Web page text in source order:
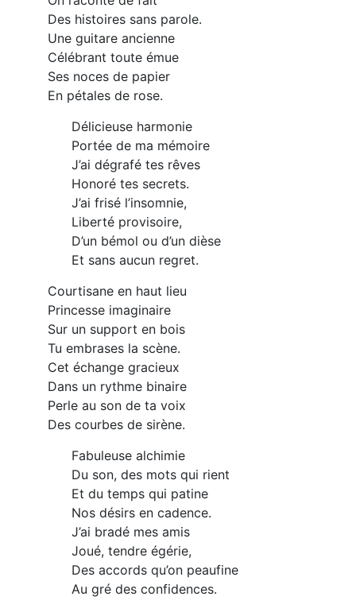
Des histoires sans parole.
Une guitare ancienne
Célébrant toute émue
Ses noces de papier
En pétales de rose.
Délicieuse harmonie
Portée de ma mémoire
J’ai dégrafé tes rêves
Honoré tes secrets.
J’ai frisé l’insomnie,
Liberté provisoire,
D’un bémol ou d’un dièse
Et sans aucun regret.
Courtisane en haut lieu
Princesse imaginaire
Sur un support en bois
Tu embrases la scène.
Cet échange gracieux
Dans un rythme binaire
Perle au son de ta voix
Des courbes de sirène.
Fabuleuse alchimie
Du son, des mots qui rient
Et du temps qui patine
Nos désirs en cadence.
J’ai bradé mes amis
Joué, tendre égérie,
Des accords qu’on peaufine
Au gré des confidences.